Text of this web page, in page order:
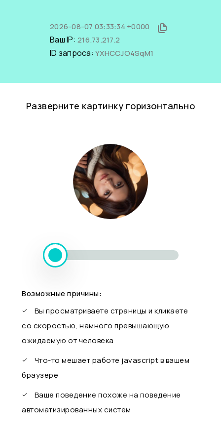
2026-08-07 03:33:34 +0000
Ваш IP: 216.73.217.2
ID запроса: YXHCCJO4SqM1
Разверните картинку горизонтально
Возможные причины:
Вы просматриваете страницы и кликаете
со скоростью, намного превышающую
ожидаемую от человека
Что-то мешает работе javascript в вашем
браузере
Ваше поведение похоже на поведение
автоматизированных систем